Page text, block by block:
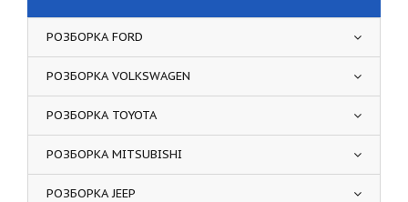
РОЗБОРКА FORD
РОЗБОРКА VOLKSWAGEN
РОЗБОРКА TOYOTA
РОЗБОРКА MITSUBISHI
РОЗБОРКА JEEP